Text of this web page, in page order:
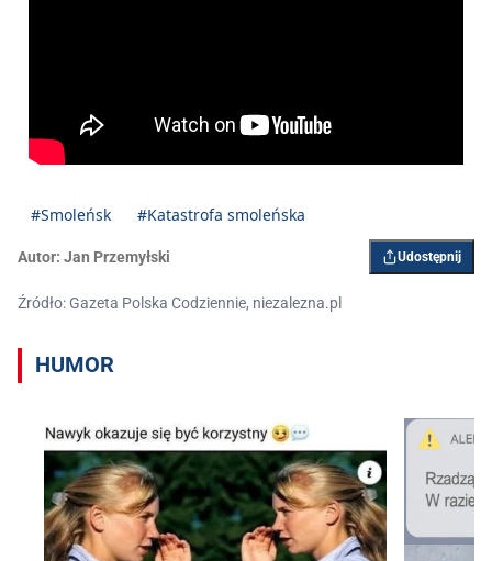
#Smoleńsk #Katastrofa smoleńska
Autor: Jan Przemyłski Udostępnij
Źródło: Gazeta Polska Codziennie, niezalezna.pl
HUMOR